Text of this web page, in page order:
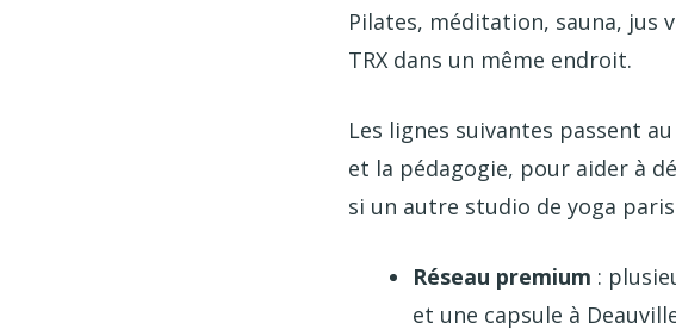
Pilates, méditation, sauna, jus
TRX dans un même endroit.
Les lignes suivantes passent
et la pédagogie, pour aider à
si un autre studio de yoga
Réseau premium :
et une capsule à